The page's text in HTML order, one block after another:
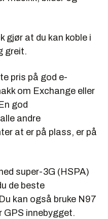
gjør at du kan koble i
greit.
pris på god e-
om Exchange eller
god
andre
at er på plass, er på
super-3G (HSPA)
de beste
kan også bruke N97
GPS innebygget.